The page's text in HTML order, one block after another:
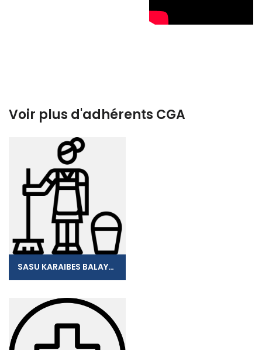
Voir plus d'adhérents CGA
SASU KARAIBES BALAYAGE